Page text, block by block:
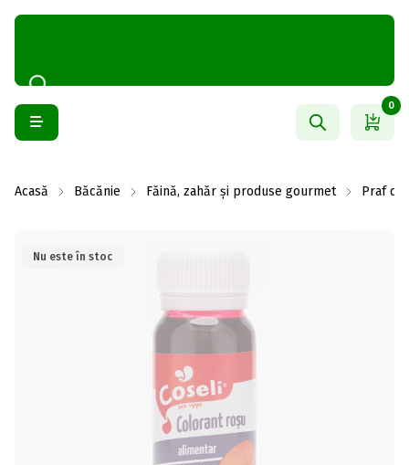
0
Acasă Băcănie Făină, zahăr și produse gourmet Praf de
Nu este în stoc